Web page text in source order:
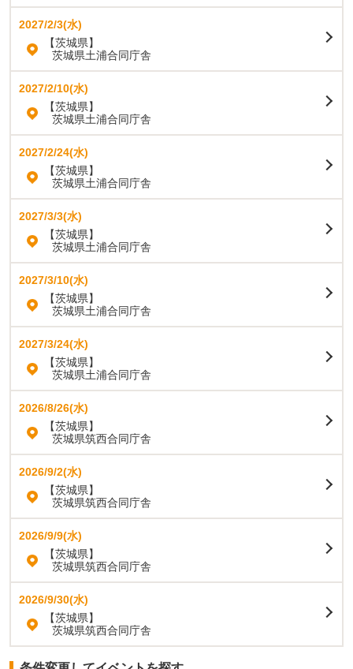
2027/2/3(水)
【茨城県】
茨城県土浦合同庁舎
2027/2/10(水)
【茨城県】
茨城県土浦合同庁舎
2027/2/24(水)
【茨城県】
茨城県土浦合同庁舎
2027/3/3(水)
【茨城県】
茨城県土浦合同庁舎
2027/3/10(水)
【茨城県】
茨城県土浦合同庁舎
2027/3/24(水)
【茨城県】
茨城県土浦合同庁舎
2026/8/26(水)
【茨城県】
茨城県筑西合同庁舎
2026/9/2(水)
【茨城県】
茨城県筑西合同庁舎
2026/9/9(水)
【茨城県】
茨城県筑西合同庁舎
2026/9/30(水)
【茨城県】
茨城県筑西合同庁舎